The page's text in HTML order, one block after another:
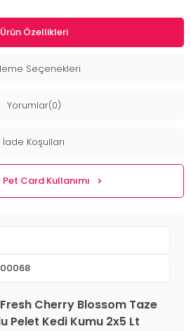
Ürün Özellikleri
Seçenekleri
Yorumlar(0)
İade Koşulları
Pet Card Kullanımı
Cherry Blossom Taze
Pelet Kedi Kumu 2x5 Lt